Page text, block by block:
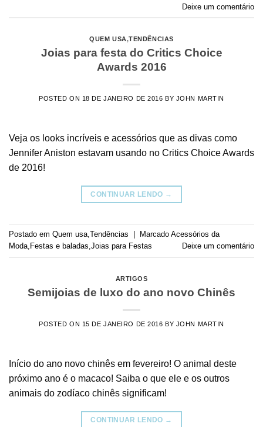
Deixe um comentário
QUEM USA,TENDÊNCIAS
Joias para festa do Critics Choice
Awards 2016
POSTED ON 18 DE JANEIRO DE 2016 BY JOHN MARTIN
Veja os looks incríveis e acessórios que as divas como
Jennifer Aniston estavam usando no Critics Choice Awards
de 2016!
CONTINUAR LENDO →
Postado em Quem usa,Tendências Marcado Acessórios da
Moda, Festas e baladas,Joias para Festas Deixe um comentário
ARTIGOS
Semijoias de luxo do ano novo Chinês
POSTED ON 15 DE JANEIRO DE 2016 BY JOHN MARTIN
Início do ano novo chinês em fevereiro! O animal deste
próximo ano é o macaco! Saiba o que ele e os outros
animais do zodíaco chinês significam!
CONTINUAR LENDO →